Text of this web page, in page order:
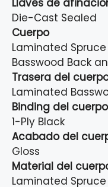
Llaves de
Die-Cast Sealed
Cuerpo
Laminated
Basswood Back
Trasera del
Laminated
Binding del cuerpo
1-Ply Black
Acabado del
Gloss
Material del
Laminated